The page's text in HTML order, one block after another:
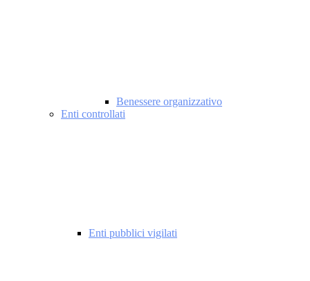
Benessere organizzativo
Enti controllati
Enti pubblici vigilati